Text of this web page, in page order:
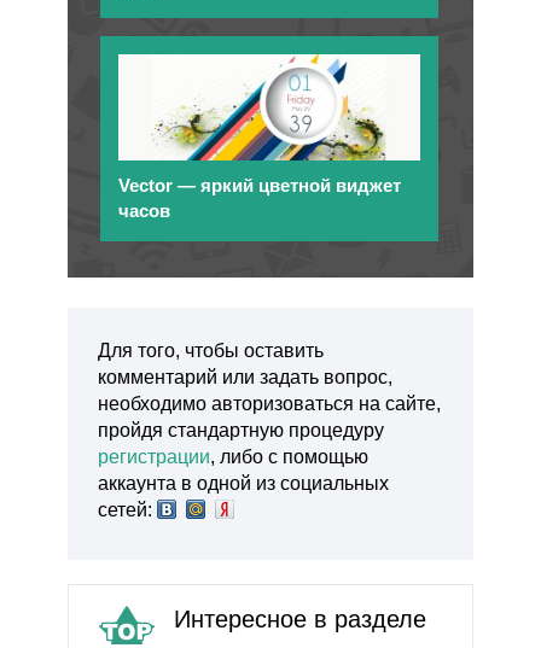
Vector — яркий цветной виджет
часов
Для того, чтобы оставить
комментарий или задать вопрос,
необходимо авторизоваться на сайте,
пройдя стандартную процедуру
регистрации, либо с помощью
аккаунта в одной из социальных
сетей:
Интересное в разделе